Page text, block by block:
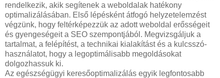
rendelkezik, akik segítenek a weboldalak hatékony
optimalizálásában. Első lépésként átfogó helyzetelemzést
végzünk, hogy feltérképezzük az adott weboldal erősségeit
és gyengeségeit a SEO szempontjából. Megvizsgáljuk a
tartalmat, a felépítést, a technikai kialakítást és a kulcsszó-
használatot, hogy a legoptimálisabb megoldásokat
dolgozhassuk ki.
Az egészségügyi keresőoptimalizálás egyik legfontosabb